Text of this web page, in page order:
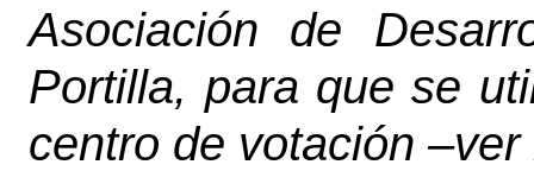
Asociación de
Portilla, para que se
centro de votación